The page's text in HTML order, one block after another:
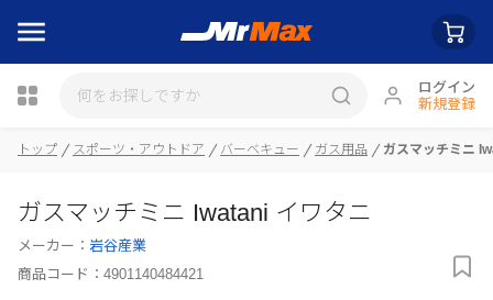
ログイン
新規登録
トップ スポーツ・アウトドア バーベキュー ガス用品 ガスマッチミニ
ガスマッチミニ Iwatani イワタニ
メーカー： 岩谷産業
商品コード： 4901140484421